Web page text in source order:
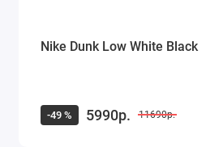
Nike Dunk Low White Black
-49 % 5990р. 11690р.